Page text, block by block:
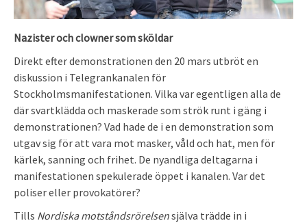
Nazister och clowner som sköldar
Direkt efter demonstrationen den 20 mars utbröt en
diskussion i Telegrankanalen för
Stockholmsmanifestationen. Vilka var egentligen alla de
där svartklädda och maskerade som strök runt i gäng i
demonstrationen? Vad hade de i en demonstration som
utgav sig för att vara mot masker, våld och hat, men för
kärlek, sanning och frihet. De nyandliga deltagarna i
manifestationen spekulerade öppet i kanalen. Var det
poliser eller provokatörer?
Tills Nordiska motståndsrörelsensjälva trädde in i